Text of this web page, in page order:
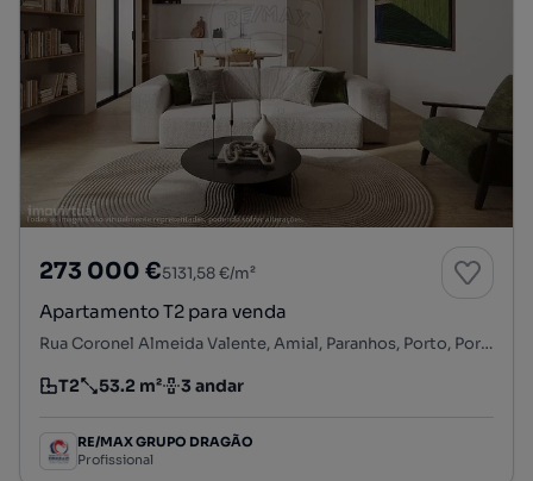
273 000 €5131,58 €/m²
Apartamento T2 para venda
Rua Coronel Almeida Valente, Amial, Paranhos, Porto, Porto
Tipologia
T2
Preço por metro quadrado
53.2 m²
Andar 3 andar
RE/MAX GRUPO DRAGÃO
Profissional